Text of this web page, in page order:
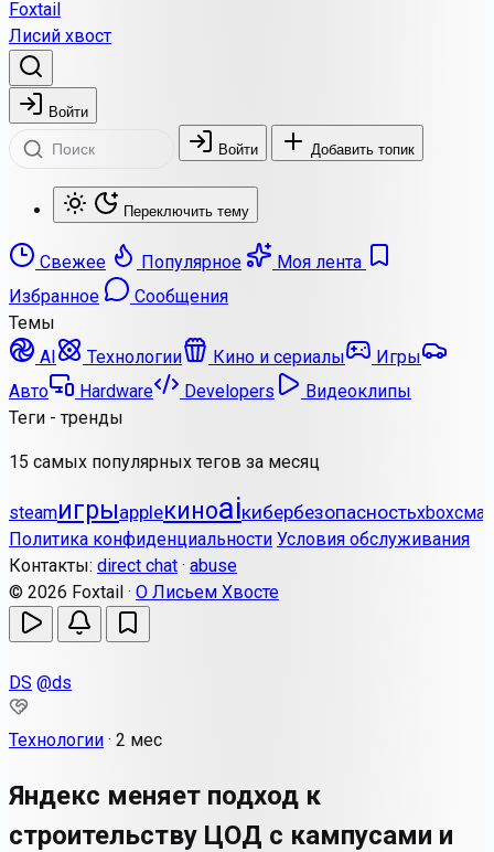
Foxtail
Лисий хвост
Войти
Войти Добавить топик
Переключить тему
Свежее Популярное
Моя лента
Избранное
Сообщения
Темы
AI
Технологии Кино и сериалы
Игры
Авто
Hardware Developers
Видеоклипы
Теги - тренды
15 самых популярных тегов за месяц
steamигрыappleкиноaiкибербезопасностьxbox
Политика конфиденциальности Условия обслуживания
Контакты: direct chat · abuse
© 2026 Foxtail · О Лисьем Хвосте
DS @ds
Технологии · 2 мес
Яндекс меняет подход к
строительству ЦОД с кампусами и